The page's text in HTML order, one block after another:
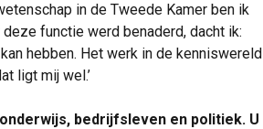
in de Tweede Kamer ben ik
functie werd benaderd, dacht ik:
hebben. Het werk in de kenniswereld
ligt mij wel.’
bedrijfsleven en politiek. U